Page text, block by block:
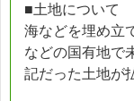
■土地について
海などを埋め立
などの国有地で
記だった土地が